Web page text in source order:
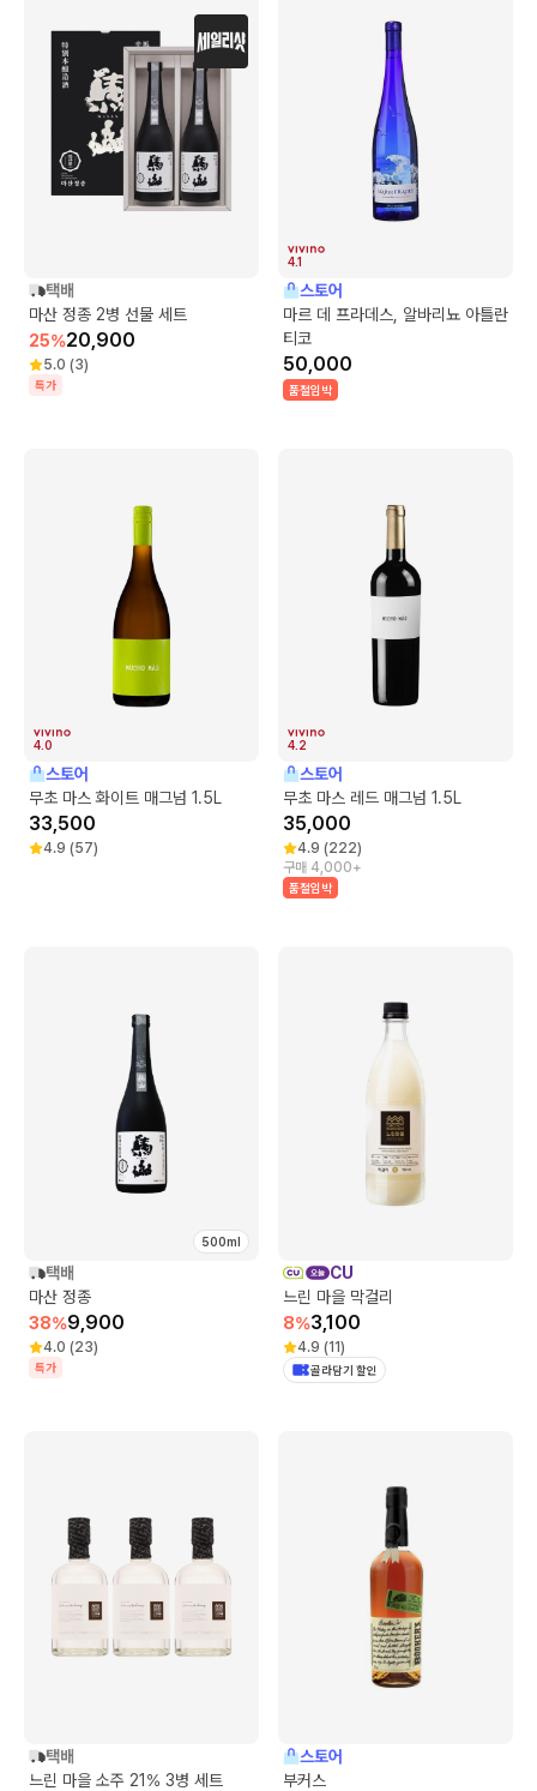
택배
마산 정종 2병 선물 세트
25%20,900
5.0 (3)
특가
4.1
스토어
마르 데 프라데스, 알바리뇨 아틀란
티코
50,000
품절임박
4.0
스토어
무초 마스 화이트 매그넘 1.5L
33,500
4.9 (57)
4.2
스토어
무초 마스 레드 매그넘 1.5L
35,000
4.9 (222)
구매 4,000+
품절임박
500ml
택배
마산 정종
38%9,900
4.0 (23)
특가
CU
느린 마을 막걸리
8%3,100
4.9 (11)
골라담기 할인
택배
느린 마을 소주 21% 3병 세트
스토어
부커스